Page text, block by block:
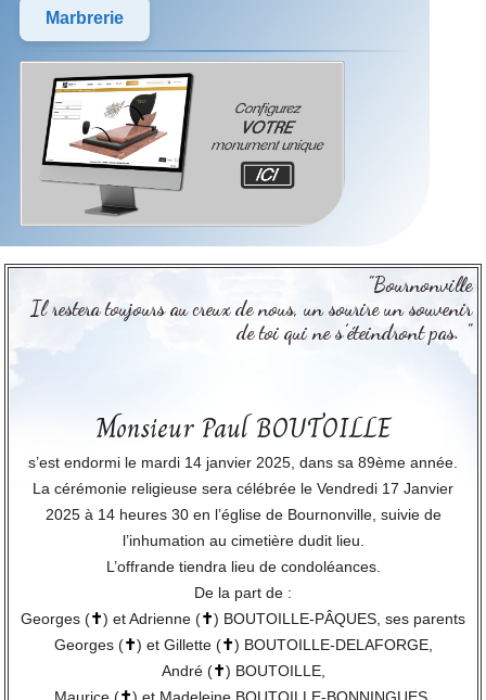
Marbrerie
"Bournonville
Il restera toujours au creux de nous, un sourire un souvenir
de toi qui ne s’éteindront pas. "
Monsieur Paul BOUTOILLE
s’est endormi le mardi 14 janvier 2025, dans sa 89ème année.
La cérémonie religieuse sera célébrée le Vendredi 17 Janvier
2025 à 14 heures 30 en l’église de Bournonville, suivie de
l’inhumation au cimetière dudit lieu.
L’offrande tiendra lieu de condoléances.
De la part de :
Georges (✝) et Adrienne (✝) BOUTOILLE-PÂQUES, ses parents
Georges (✝) et Gillette (✝) BOUTOILLE-DELAFORGE,
André (✝) BOUTOILLE,
Maurice (✝) et Madeleine BOUTOILLE-BONNINGUES,